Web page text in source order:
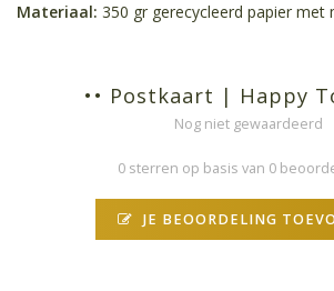
Materiaal: 350 gr gerecycleerd papier met
•• Postkaart | Happy
Nog niet gewaardeerd
0 sterren op basis van 0
JE BEOORDELING